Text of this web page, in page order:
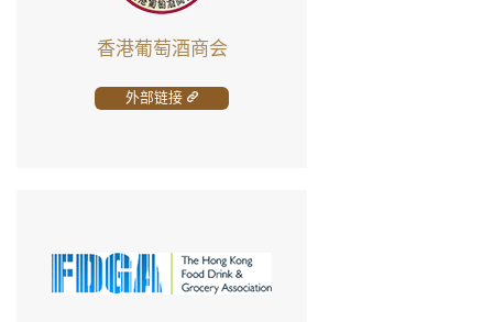
香港葡萄酒商会
外部链接